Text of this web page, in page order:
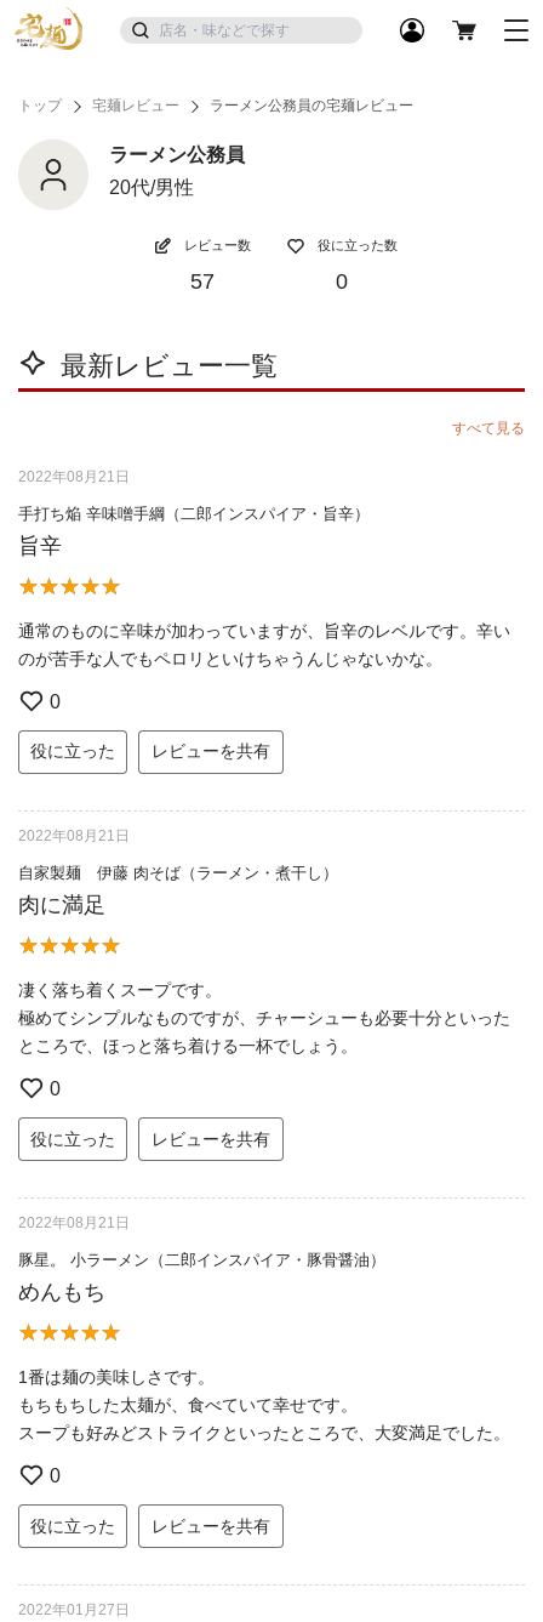
トップ 宅麺レビュー ラーメン公務員の宅麺レビュー
ラーメン公務員
20代/男性
レビュー数
57
役に立った数
0
最新レビュー一覧
すべて見る
2022年08月21日
手打ち焔 辛味噌手綱（二郎インスパイア・旨辛）
旨辛
通常のものに辛味が加わっていますが、旨辛のレベルです。辛い
のが苦手な人でもペロリといけちゃうんじゃないかな。
0
役に立った レビューを共有
2022年08月21日
自家製麺 伊藤 肉そば（ラーメン・煮干し）
肉に満足
凄く落ち着くスープです。
極めてシンプルなものですが、チャーシューも必要十分といった
ところで、ほっと落ち着ける一杯でしょう。
0
役に立った レビューを共有
2022年08月21日
豚星。 小ラーメン（二郎インスパイア・豚骨醤油）
めんもち
1番は麺の美味しさです。
もちもちした太麺が、食べていて幸せです。
スープも好みどストライクといったところで、大変満足でした。
0
役に立った レビューを共有
2022年01月27日